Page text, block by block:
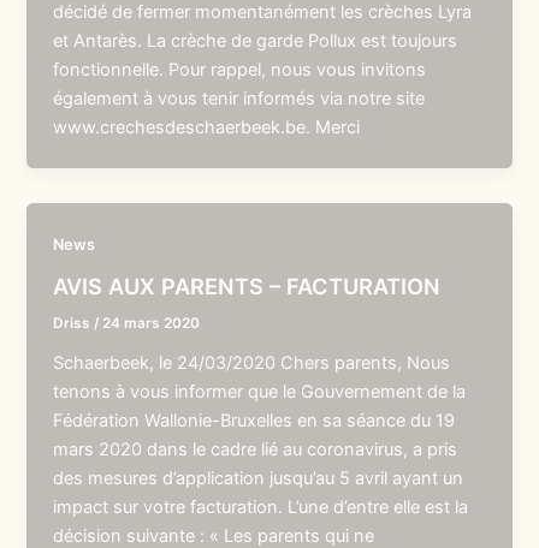
décidé de fermer momentanément les crèches Lyra
et Antarès. La crèche de garde Pollux est toujours
fonctionnelle. Pour rappel, nous vous invitons
également à vous tenir informés via notre site
www.crechesdeschaerbeek.be. Merci
News
AVIS AUX PARENTS – FACTURATION
Driss / 24 mars 2020
Schaerbeek, le 24/03/2020 Chers parents, Nous
tenons à vous informer que le Gouvernement de la
Fédération Wallonie-Bruxelles en sa séance du 19
mars 2020 dans le cadre lié au coronavirus, a pris
des mesures d’application jusqu’au 5 avril ayant un
impact sur votre facturation. L’une d’entre elle est la
décision suivante : « Les parents qui ne